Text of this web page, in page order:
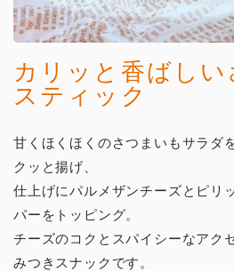
カリッと香ばしい
スティック
甘くほくほくのさつまいもサラダ
クッと揚げ、
仕上げにパルメザンチーズとピリ
パーをトッピング。
チーズのコクとスパイシーなアク
みつきスナックです。